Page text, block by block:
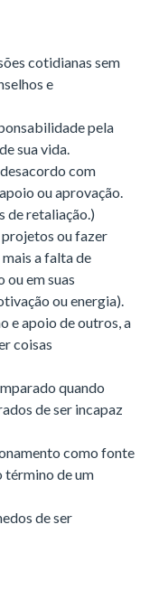
cotidianas sem
e
pela
sua vida.
com
ou aprovação.
de retaliação.)
ou fazer
a falta de
ou em suas
ou energia).
e apoio de outros, a
coisas
quando
de ser incapaz
como fonte
término de um
de ser